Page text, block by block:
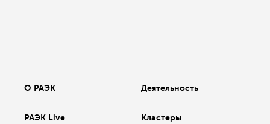
О РАЭК Деятельность
РАЭК Live Кластеры